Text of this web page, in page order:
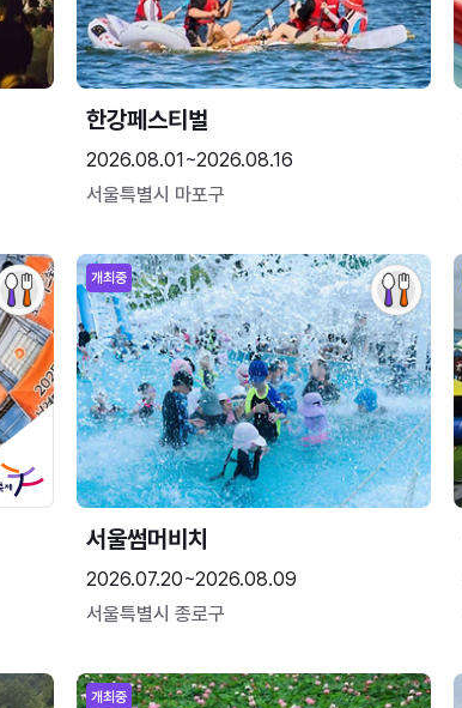
한강페스티벌
2026.08.01~2026.08.16
서울특별시 마포구
개최중
서울썸머비치
2026.07.20~2026.08.09
서울특별시 종로구
개최중